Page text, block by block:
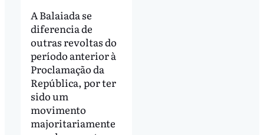
A Balaiada se
diferencia de
outras revoltas do
período anterior à
Proclamação da
República, por ter
sido um
movimento
majoritariamente